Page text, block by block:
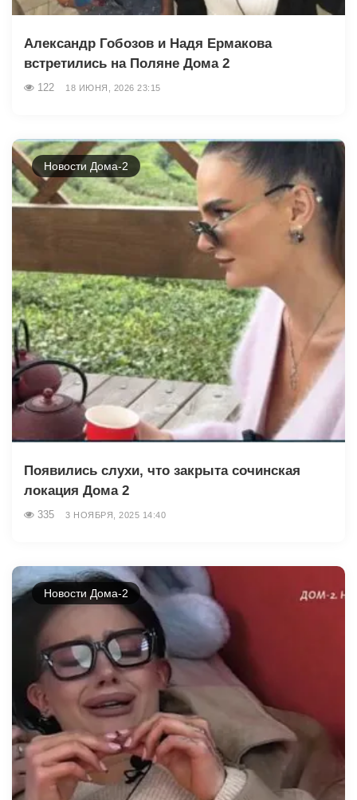
Александр Гобозов и Надя Ермакова
встретились на Поляне Дома 2
122 18 ИЮНЯ, 2026 23:15
Новости Дома-2
Появились слухи, что закрыта сочинская
локация Дома 2
335 3 НОЯБРЯ, 2025 14:40
Новости Дома-2